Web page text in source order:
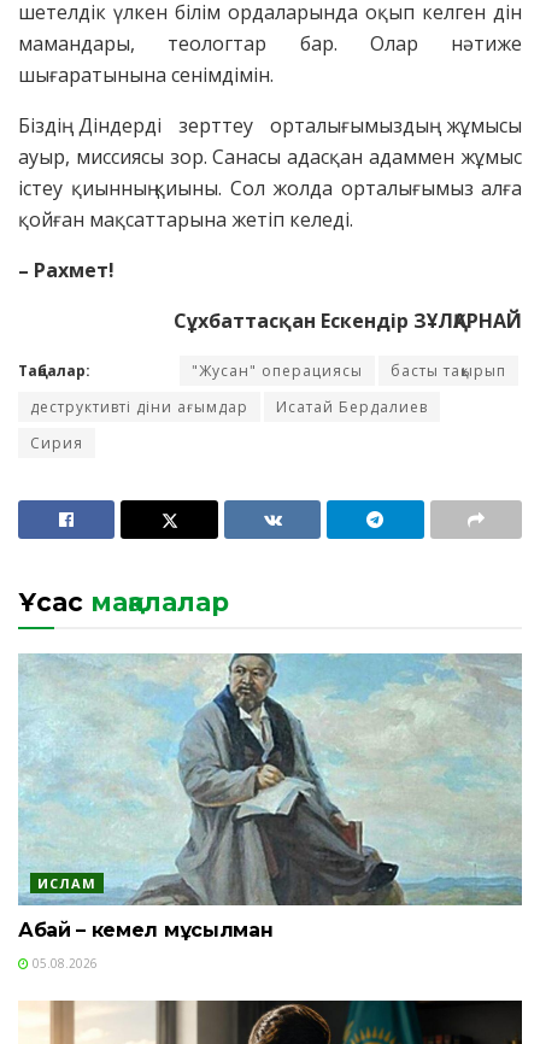
шетелдік үлкен білім ордаларында оқып келген дін
мамандары, теологтар бар. Олар нәтиже
шығаратынына сенімдімін.
Біздің Діндерді зерттеу орталығымыздың жұмысы
ауыр, миссиясы зор. Санасы адасқан адаммен жұмыс
істеу қиынның қиыны. Сол жолда орталығымыз алға
қойған мақсаттарына жетіп келеді.
– Рахмет!
Сұхбаттасқан Ескендір ЗҰЛҚАРНАЙ
Таңбалар: "Жусан" операциясы
басты тақырып
деструктивті діни ағымдар
Исатай Бердалиев
Сирия
Ұқсас мақалалар
ИСЛАМ
Абай – кемел мұсылман
05.08.2026